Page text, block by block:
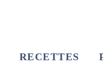
RECETTES